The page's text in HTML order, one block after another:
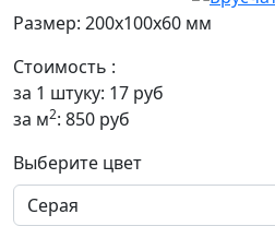
Размер: 200x100x60 мм
Стоимость :
за 1 штуку: 17 руб
за м2: 850 руб
Выберите цвет